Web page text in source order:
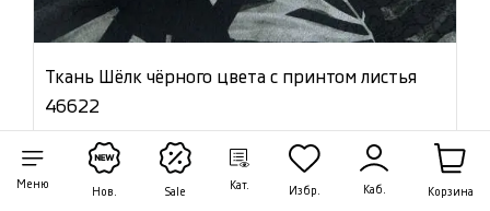
Меню
Нов. Sale
Кат. Избр. Каб. Корзина
Ткань Шёлк чёрного цвета с принтом листья
46622
8 480 ₽/м
Артикул: 46622